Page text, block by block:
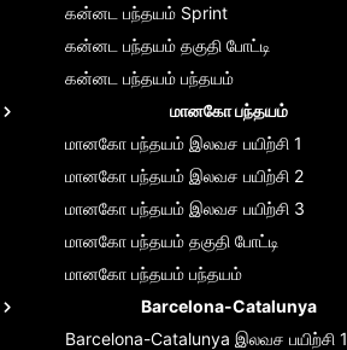
கன்னட பந்தயம் Sprint
கன்னட பந்தயம் தகுதி போட்டி
கன்னட பந்தயம் பந்தயம்
மானகோ பந்தயம்
மானகோ பந்தயம் இலவச பயிற்சி 1
மானகோ பந்தயம் இலவச பயிற்சி 2
மானகோ பந்தயம் இலவச பயிற்சி 3
மானகோ பந்தயம் தகுதி போட்டி
மானகோ பந்தயம் பந்தயம்
Barcelona-Catalunya
Barcelona-Catalunya இலவச பயிற்சி 1